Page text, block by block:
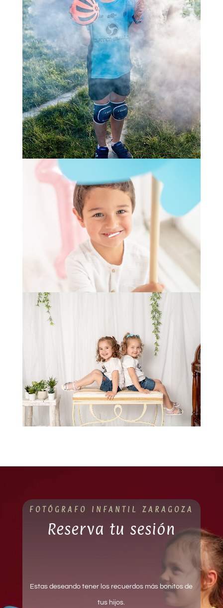
FOTÓGRAFO INFANTIL ZARAGOZA
Reserva tu sesión
Estas deseando tener los recuerdos más bonitos de
tus hijos.